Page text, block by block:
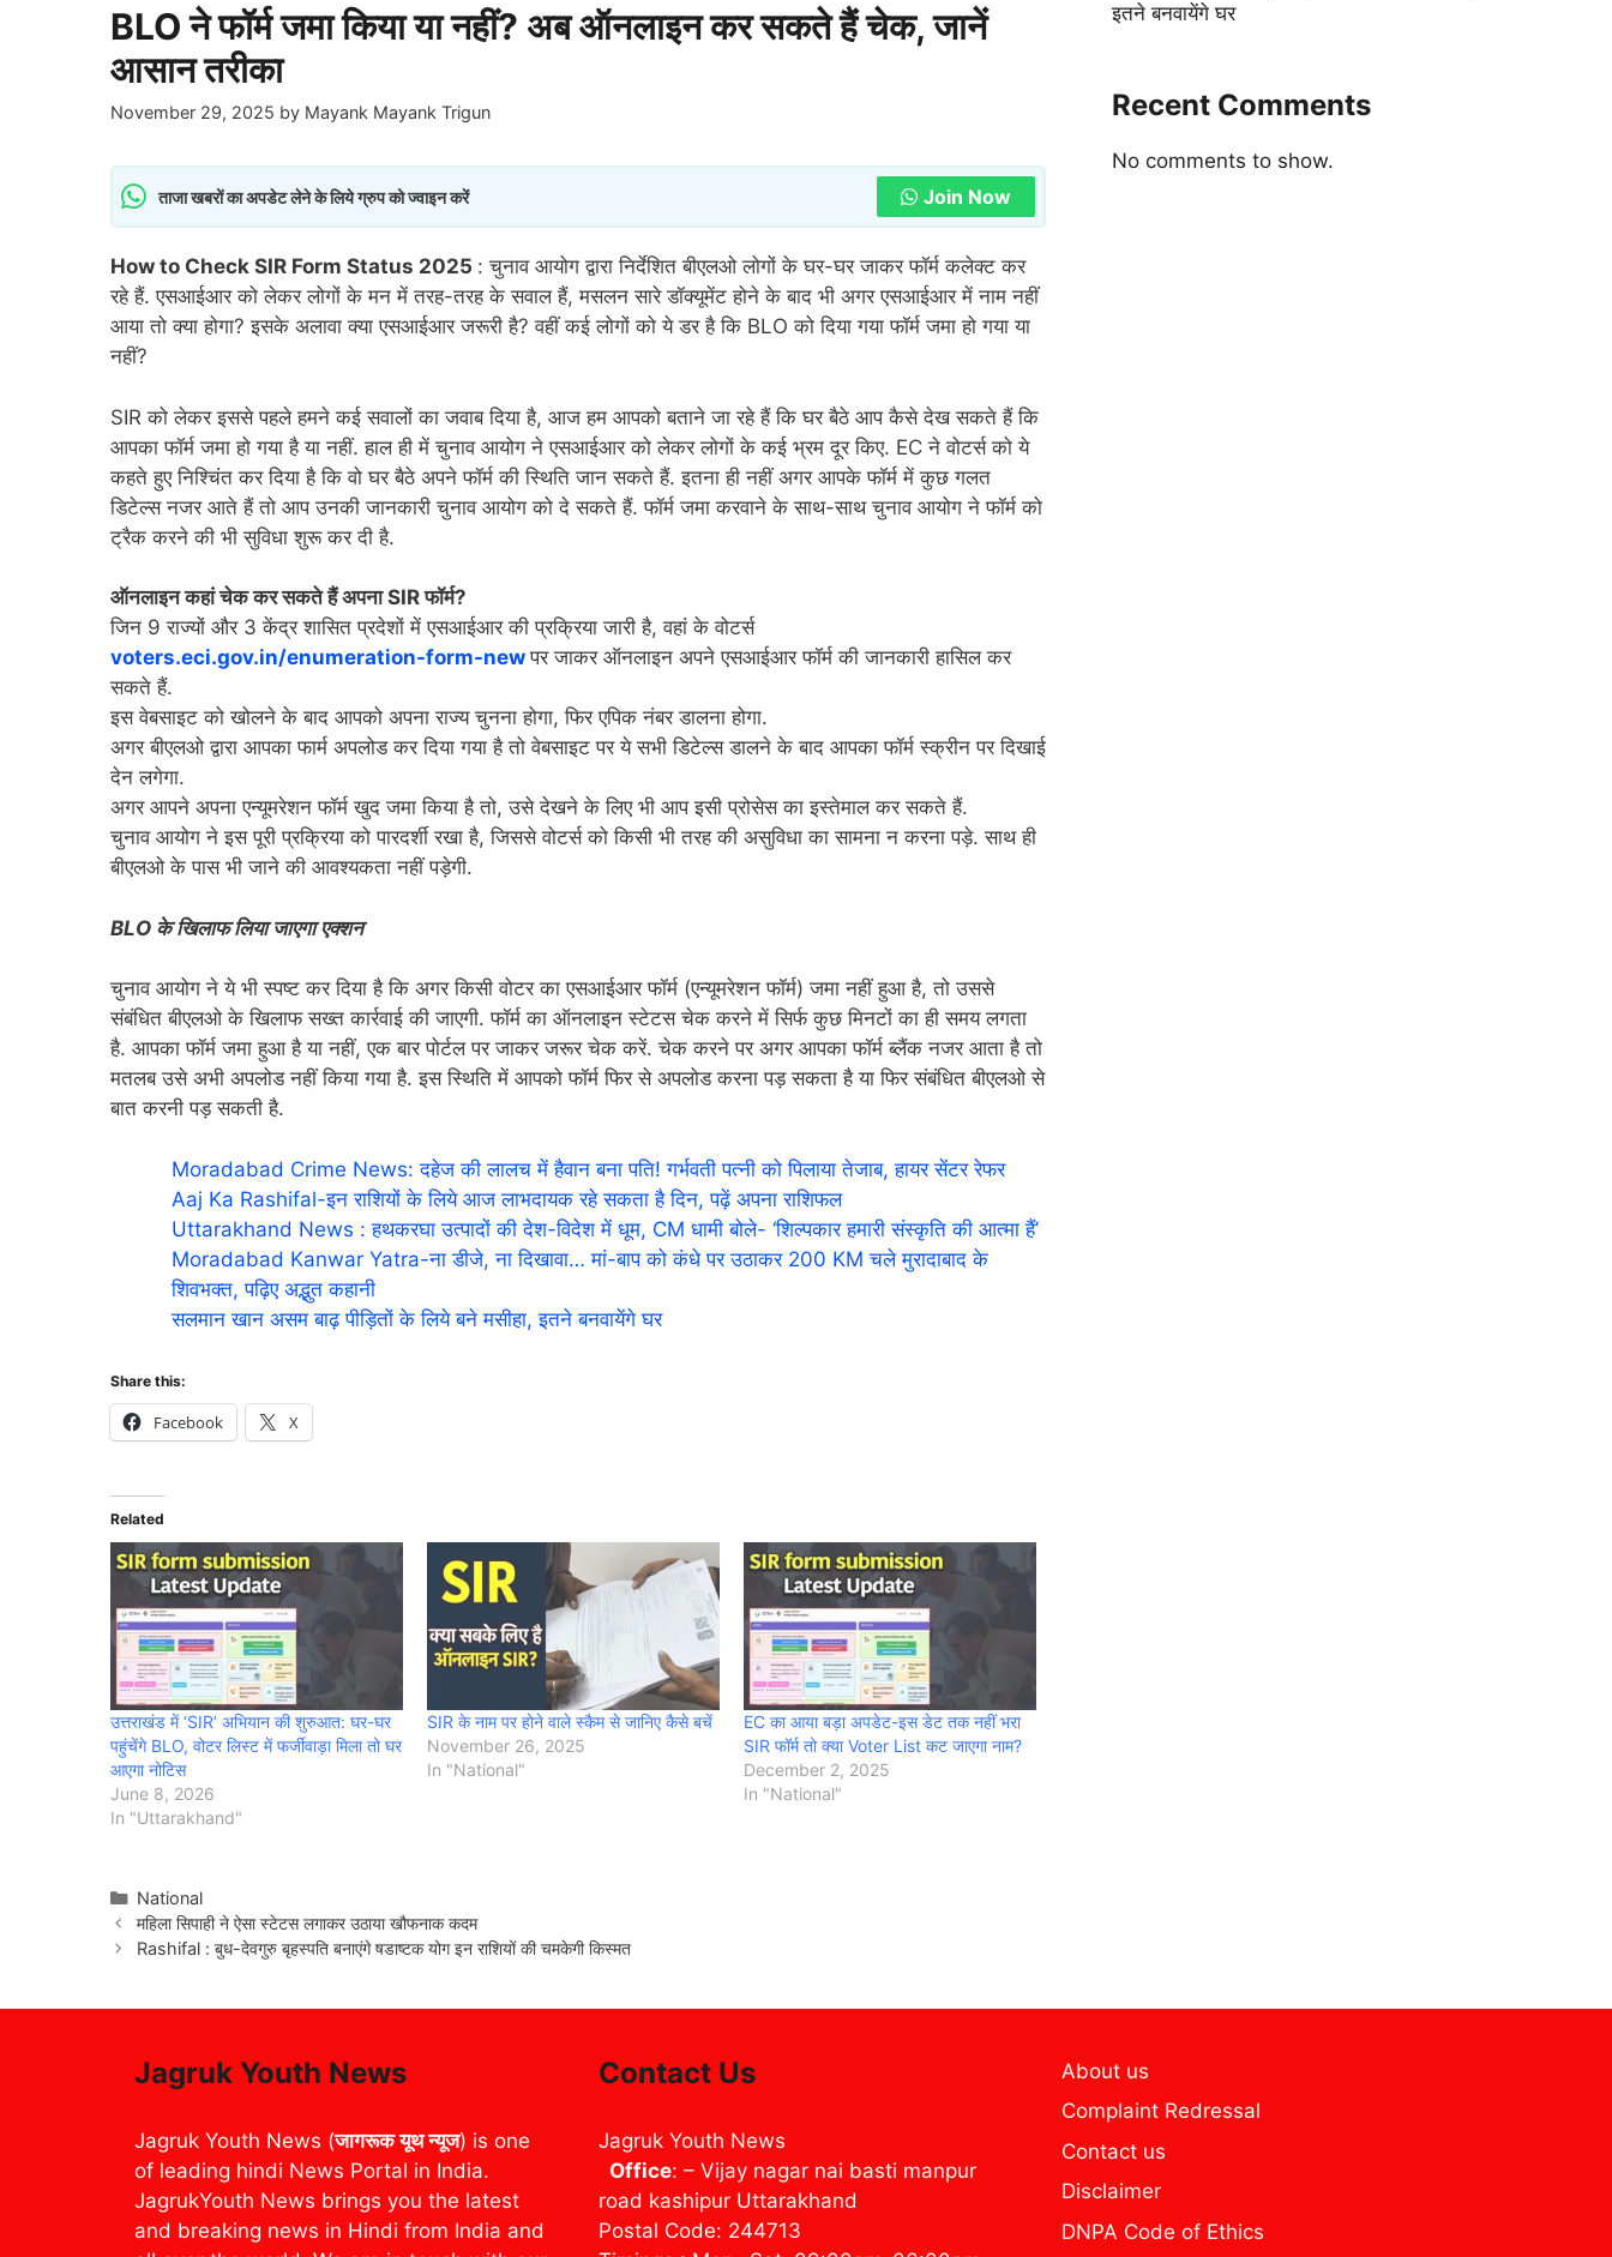
BLO ने फॉर्म जमा किया या नहीं? अब ऑनलाइन कर सकते हैं चेक, जानें
आसान तरीका
November 29, 2025 by Mayank Mayank Trigun
ताजा खबरों का अपडेट लेने के लिये ग्रुप को ज्वाइन करें Join Now
How to Check SIR Form Status 2025 : चुनाव आयोग द्वारा निर्देशित बीएलओ लोगों के घर-घर जाकर फॉर्म कलेक्ट कर
रहे हैं. एसआईआर को लेकर लोगों के मन में तरह-तरह के सवाल हैं, मसलन सारे डॉक्यूमेंट होने के बाद भी अगर एसआईआर में नाम नहीं
आया तो क्या होगा? इसके अलावा क्या एसआईआर जरूरी है? वहीं कई लोगों को ये डर है कि BLO को दिया गया फॉर्म जमा हो गया या
नहीं?
SIR को लेकर इससे पहले हमने कई सवालों का जवाब दिया है, आज हम आपको बताने जा रहे हैं कि घर बैठे आप कैसे देख सकते हैं कि
आपका फॉर्म जमा हो गया है या नहीं. हाल ही में चुनाव आयोग ने एसआईआर को लेकर लोगों के कई भ्रम दूर किए. EC ने वोटर्स को ये
कहते हुए निश्चिंत कर दिया है कि वो घर बैठे अपने फॉर्म की स्थिति जान सकते हैं. इतना ही नहीं अगर आपके फॉर्म में कुछ गलत
डिटेल्स नजर आते हैं तो आप उनकी जानकारी चुनाव आयोग को दे सकते हैं. फॉर्म जमा करवाने के साथ-साथ चुनाव आयोग ने फॉर्म को
ट्रैक करने की भी सुविधा शुरू कर दी है.
ऑनलाइन कहां चेक कर सकते हैं अपना SIR फॉर्म?
जिन 9 राज्यों और 3 केंद्र शासित प्रदेशों में एसआईआर की प्रक्रिया जारी है, वहां के वोटर्स
voters.eci.gov.in/enumeration-form-newपर जाकर ऑनलाइन अपने एसआईआर फॉर्म की जानकारी हासिल कर
सकते हैं.
इस वेबसाइट को खोलने के बाद आपको अपना राज्य चुनना होगा, फिर एपिक नंबर डालना होगा.
अगर बीएलओ द्वारा आपका फार्म अपलोड कर दिया गया है तो वेबसाइट पर ये सभी डिटेल्स डालने के बाद आपका फॉर्म स्क्रीन पर दिखाई
देन लगेगा.
अगर आपने अपना एन्यूमरेशन फॉर्म खुद जमा किया है तो, उसे देखने के लिए भी आप इसी प्रोसेस का इस्तेमाल कर सकते हैं.
चुनाव आयोग ने इस पूरी प्रक्रिया को पारदर्शी रखा है, जिससे वोटर्स को किसी भी तरह की असुविधा का सामना न करना पड़े. साथ ही
बीएलओ के पास भी जाने की आवश्यकता नहीं पड़ेगी.
BLO के खिलाफ लिया जाएगा एक्शन
चुनाव आयोग ने ये भी स्पष्ट कर दिया है कि अगर किसी वोटर का एसआईआर फॉर्म (एन्यूमरेशन फॉर्म) जमा नहीं हुआ है, तो उससे
संबंधित बीएलओ के खिलाफ सख्त कार्रवाई की जाएगी. फॉर्म का ऑनलाइन स्टेटस चेक करने में सिर्फ कुछ मिनटों का ही समय लगता
है. आपका फॉर्म जमा हुआ है या नहीं, एक बार पोर्टल पर जाकर जरूर चेक करें. चेक करने पर अगर आपका फॉर्म ब्लैंक नजर आता है तो
मतलब उसे अभी अपलोड नहीं किया गया है. इस स्थिति में आपको फॉर्म फिर से अपलोड करना पड़ सकता है या फिर संबंधित बीएलओ से
बात करनी पड़ सकती है.
Moradabad Crime News: दहेज की लालच में हैवान बना पति! गर्भवती पत्नी को पिलाया तेजाब, हायर सेंटर रेफर
Aaj Ka Rashifal-इन राशियों के लिये आज लाभदायक रहे सकता है दिन, पढ़ें अपना राशिफल
Uttarakhand News : हथकरघा उत्पादों की देश-विदेश में धूम, CM धामी बोले- ‘शिल्पकार हमारी संस्कृति की आत्मा हैं’
Moradabad Kanwar Yatra-ना डीजे, ना दिखावा… मां-बाप को कंधे पर उठाकर 200 KM चले मुरादाबाद के
शिवभक्त, पढ़िए अद्भुत कहानी
सलमान खान असम बाढ़ पीड़ितों के लिये बने मसीहा, इतने बनवायेंगे घर
Share this:
Facebook X
Related
उत्तराखंड में ‘SIR’ अभियान की शुरुआत: घर-घर
पहुंचेंगे BLO, वोटर लिस्ट में फर्जीवाड़ा मिला तो घर
आएगा नोटिस
June 8, 2026
In "Uttarakhand"
SIR के नाम पर होने वाले स्कैम से जानिए कैसे बचें
November 26, 2025
In "National"
EC का आया बड़ा अपडेट-इस डेट तक नहीं भरा
SIR फॉर्म तो क्‍या Voter List कट जाएगा नाम?
December 2, 2025
In "National"
Categories
National
महिला सिपाही ने ऐसा स्टेटस लगाकर उठाया खौफनाक कदम
Rashifal : बुध-देवगुरु बृहस्पति बनाएंगे षडाष्टक योग इन राशियों की चमकेगी किस्मत
इतने बनवायेंगे घर
Recent Comments
No comments to show.
Jagruk Youth News
Jagruk Youth News (जागरूक यूथ न्यूज) is one
of leading hindi News Portal in India.
JagrukYouth News brings you the latest
and breaking news in Hindi from India and
Contact Us
Jagruk Youth News
Office: – Vijay nagar nai basti manpur
road kashipur Uttarakhand
Postal Code: 244713
About us
Complaint Redressal
Contact us
Disclaimer
DNPA Code of Ethics